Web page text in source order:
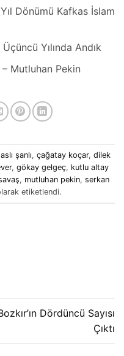
Dönümü Kafkas İslam
Yılında Andık
– Mutluhan Pekin
aslı şanlı, çağatay koçar, dilek
, gökay gelgeç, kutlu altay
, mutluhan pekin, serkan
etiketlendi.
Dördüncü Sayısı
Çıktı